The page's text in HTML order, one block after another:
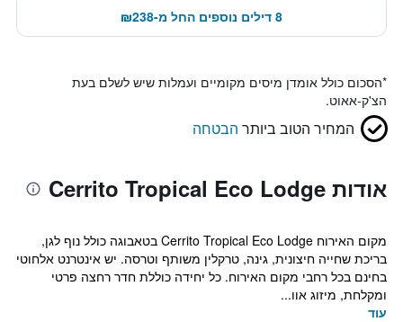
8 דילים נוספים החל מ-₪238
*הסכום כולל אומדן מיסים מקומיים ועמלות שיש לשלם בעת
הצ'ק-אאוט.
המחיר הטוב ביותר הבטחה
אודות Cerrito Tropical Eco Lodge
מקום האירוח Cerrito Tropical Eco Lodge בטאבוגה כולל נוף לגן,
בריכת שחייה חיצונית, גינה, טרקלין משותף וטרסה. יש אינטרנט אלחוטי
בחינם בכל רחבי מקום האירוח. כל יחידה כוללת חדר רחצה פרטי
ומקלחת, מיזוג אוו...
עוד